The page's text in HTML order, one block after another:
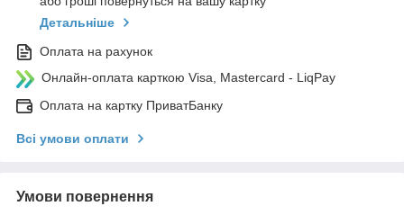
Детальніше
Оплата на рахунок
Онлайн-оплата карткою Visa, Mastercard - LiqPay
Оплата на картку ПриватБанку
Всі умови оплати
Умови повернення